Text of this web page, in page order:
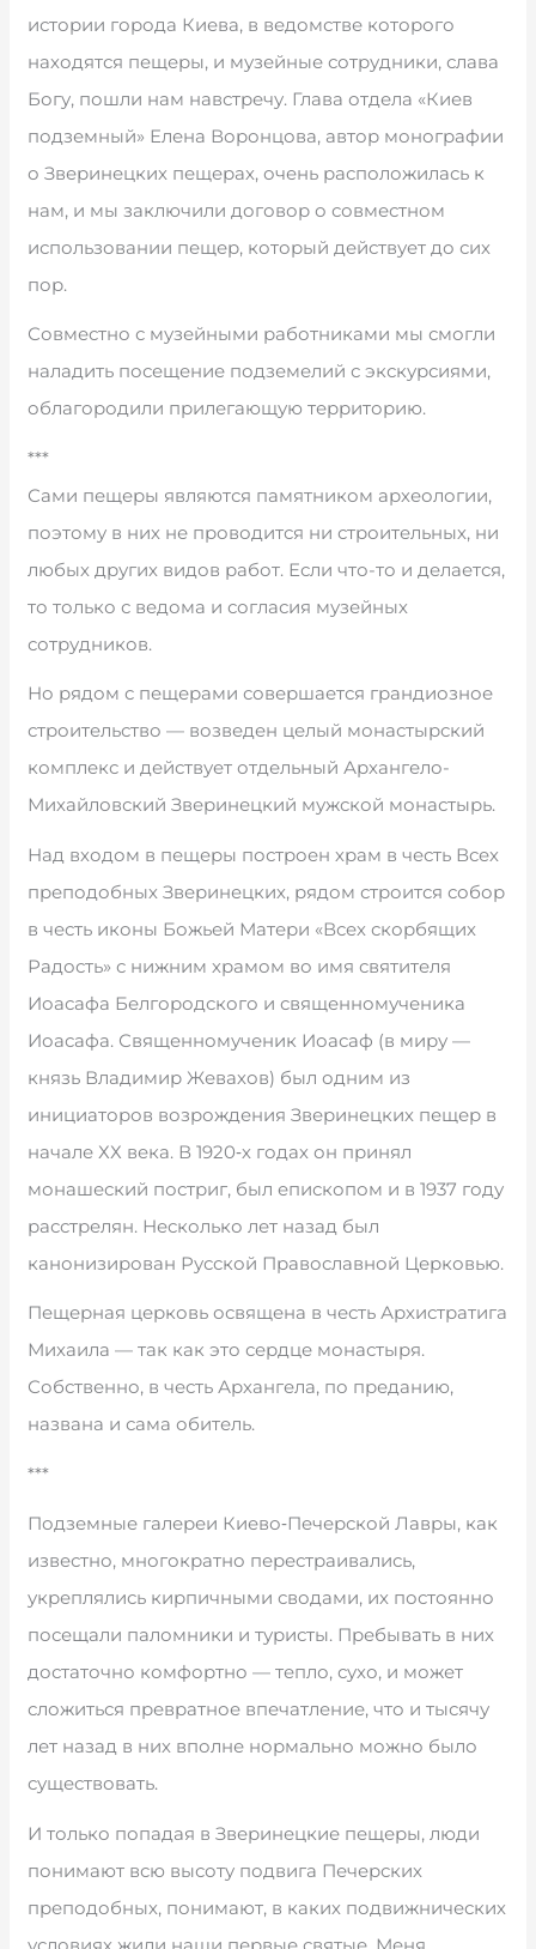
истории города Киева, в ведомстве которого
находятся пещеры, и музейные сотрудники, слава
Богу, пошли нам навстречу. Глава отдела «Киев
подземный» Елена Воронцова, автор монографии
о Зверинецких пещерах, очень расположилась к
нам, и мы заключили договор о совместном
использовании пещер, который действует до сих
пор.
Совместно с музейными работниками мы смогли
наладить посещение подземелий с экскурсиями,
облагородили прилегающую территорию.
***
Сами пещеры являются памятником археологии,
поэтому в них не проводится ни строительных, ни
любых других видов работ. Если что-то и делается,
то только с ведома и согласия музейных
сотрудников.
Но рядом с пещерами совершается грандиозное
строительство — возведен целый монастырский
комплекс и действует отдельный Архангело-
Михайловский Зверинецкий мужской монастырь.
Над входом в пещеры построен храм в честь Всех
преподобных Зверинецких, рядом строится собор
в честь иконы Божьей Матери «Всех скорбящих
Радость» с нижним храмом во имя святителя
Иоасафа Белгородского и священномученика
Иоасафа. Священномученик Иоасаф (в миру —
князь Владимир Жевахов) был одним из
инициаторов возрождения Зверинецких пещер в
начале ХХ века. В 1920‑х годах он принял
монашеский постриг, был епископом и в 1937 году
расстрелян. Несколько лет назад был
канонизирован Русской Православной Церковью.
Пещерная церковь освящена в честь Архистратига
Михаила — так как это сердце монастыря.
Собственно, в честь Архангела, по преданию,
названа и сама обитель.
***
Подземные галереи Киево‑Печерской Лавры, как
известно, многократно перестраивались,
укреплялись кирпичными сводами, их постоянно
посещали паломники и туристы. Пребывать в них
достаточно комфортно — тепло, сухо, и может
сложиться превратное впечатление, что и тысячу
лет назад в них вполне нормально можно было
существовать.
И только попадая в Зверинецкие пещеры, люди
понимают всю высоту подвига Печерских
преподобных, понимают, в каких подвижнических
условиях жили наши первые святые. Меня